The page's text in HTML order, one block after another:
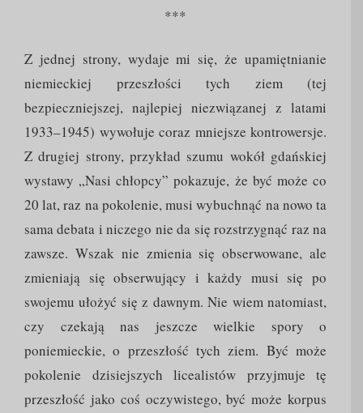
***
Z jednej strony, wydaje mi się, że upamiętnianie
niemieckiej przeszłości tych ziem (tej
bezpieczniejszej, najlepiej niezwiązanej z latami
1933–1945) wywołuje coraz mniejsze kontrowersje.
Z drugiej strony, przykład szumu wokół gdańskiej
wystawy „Nasi chłopcy” pokazuje, że być może co
20 lat, raz na pokolenie, musi wybuchnąć na nowo ta
sama debata i niczego nie da się rozstrzygnąć raz na
zawsze. Wszak nie zmienia się obserwowane, ale
zmieniają się obserwujący i każdy musi się po
swojemu ułożyć się z dawnym. Nie wiem natomiast,
czy czekają nas jeszcze wielkie spory o
poniemieckie, o przeszłość tych ziem. Być może
pokolenie dzisiejszych licealistów przyjmuje tę
przeszłość jako coś oczywistego, być może korpus